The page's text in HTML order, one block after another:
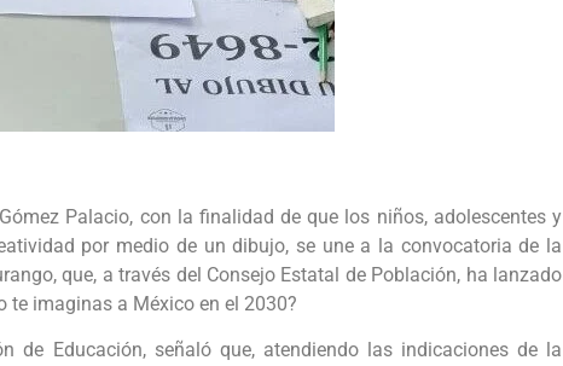
Palacio, con la finalidad de que los niños, adolescentes y
por medio de un dibujo, se une a la convocatoria de la
que, a través del Consejo Estatal de Población, ha lanzado
te imaginas a México en el 2030?
de Educación, señaló que, atendiendo las indicaciones de la